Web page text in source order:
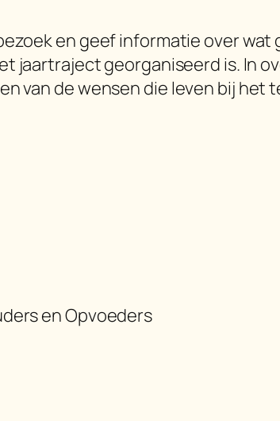
en geef informatie over
jaartraject georganiseerd is. In
van de wensen die leven bij het
en Opvoeders